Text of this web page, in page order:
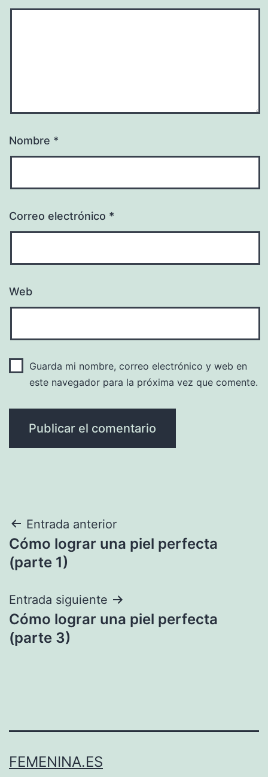
Nombre *
Correo electrónico *
Web
Guarda mi nombre, correo electrónico y web en
este navegador para la próxima vez que comente.
Navegación
de
Entrada anterior
Cómo lograr una piel perfecta
(parte 1)
Entrada siguiente
Cómo lograr una piel perfecta
(parte 3)
FEMENINA.ES